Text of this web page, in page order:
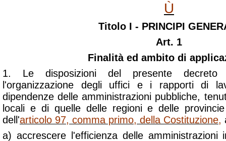
Ù
Titolo I - PRINCIPI
Art. 1
Finalità ed ambito di
1. Le disposizioni del presente decreto
l'organizzazione degli uffici e i rapporti di
dipendenze delle amministrazioni pubbliche,
locali e di quelle delle regioni e delle
dell'articolo 97, comma primo, della Costituzione,
a) accrescere l'efficienza delle amministrazioni